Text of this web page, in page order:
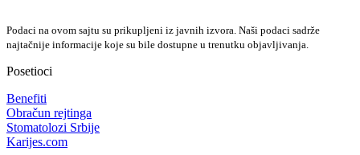
Podaci na ovom sajtu su prikupljeni iz javnih izvora. Naši podaci sadrže
najtačnije informacije koje su bile dostupne u trenutku objavljivanja.
Posetioci
Benefiti
Obračun rejtinga
Stomatolozi Srbije
Karijes.com